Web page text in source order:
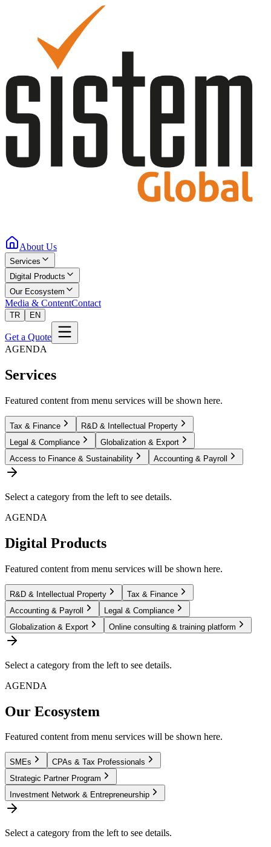
About Us
Services
Digital Products
Our Ecosystem
Media & ContentContact
TR EN
Get a Quote
AGENDA
Services
Featured content from menu services will be shown here.
Tax & Finance
R&D & Intellectual Property
Legal & Compliance
Globalization & Export
Access to Finance & Sustainability
Accounting & Payroll
Select a category from the left to see details.
AGENDA
Digital Products
Featured content from menu services will be shown here.
R&D & Intellectual Property
Tax & Finance
Accounting & Payroll
Legal & Compliance
Globalization & Export
Online consulting & training platform
Select a category from the left to see details.
AGENDA
Our Ecosystem
Featured content from menu services will be shown here.
SMEs
CPAs & Tax Professionals
Strategic Partner Program
Investment Network & Entrepreneurship
Select a category from the left to see details.